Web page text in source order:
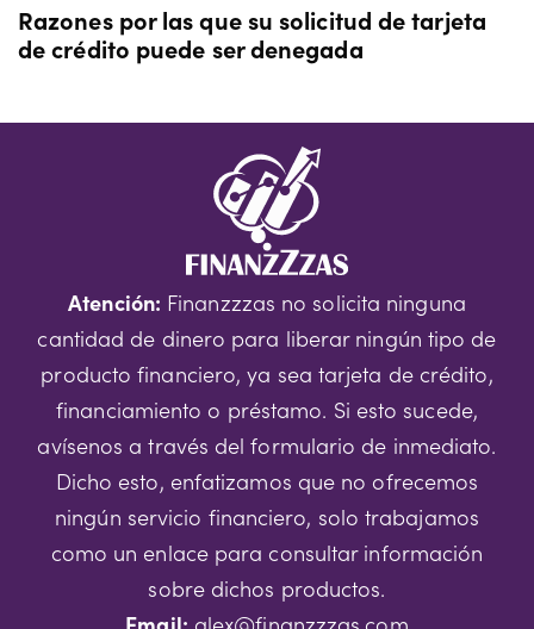
Razones por las que su solicitud de tarjeta
de crédito puede ser denegada
Atención: Finanzzzas no solicita ninguna
cantidad de dinero para liberar ningún tipo de
producto financiero, ya sea tarjeta de crédito,
financiamiento o préstamo. Si esto sucede,
avísenos a través del formulario de inmediato.
Dicho esto, enfatizamos que no ofrecemos
ningún servicio financiero, solo trabajamos
como un enlace para consultar información
sobre dichos productos.